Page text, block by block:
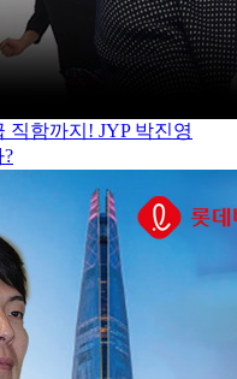
직함까지! JYP 박진영